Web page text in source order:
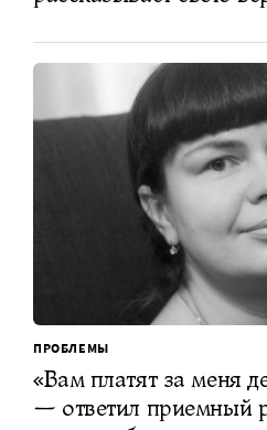
ПРОБЛЕМЫ
«Вам платят за меня
— ответил приемный